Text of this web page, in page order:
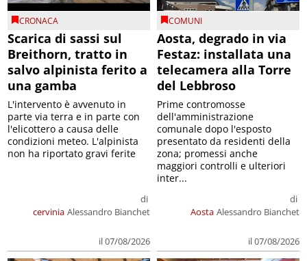
CRONACA
Scarica di sassi sul
Breithorn, tratto in
salvo alpinista ferito a
una gamba
cervinia
di
Alessandro Bianchet
il 07/08/2026
L'intervento è avvenuto in
parte via terra e in parte con
l'elicottero a causa delle
condizioni meteo. L'alpinista
non ha riportato gravi ferite
COMUNI
Aosta, degrado in via
Festaz: installata una
telecamera alla Torre
del Lebbroso
Aosta
di
Alessandro Bianchet
il 07/08/2026
Prime contromosse
dell'amministrazione
comunale dopo l'esposto
presentato da residenti della
zona; promessi anche
maggiori controlli e ulteriori
inter...